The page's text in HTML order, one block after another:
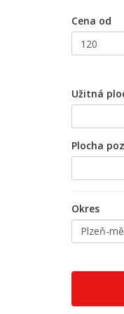
Cena od
Užitná
Plocha
Okres
Plzeň-